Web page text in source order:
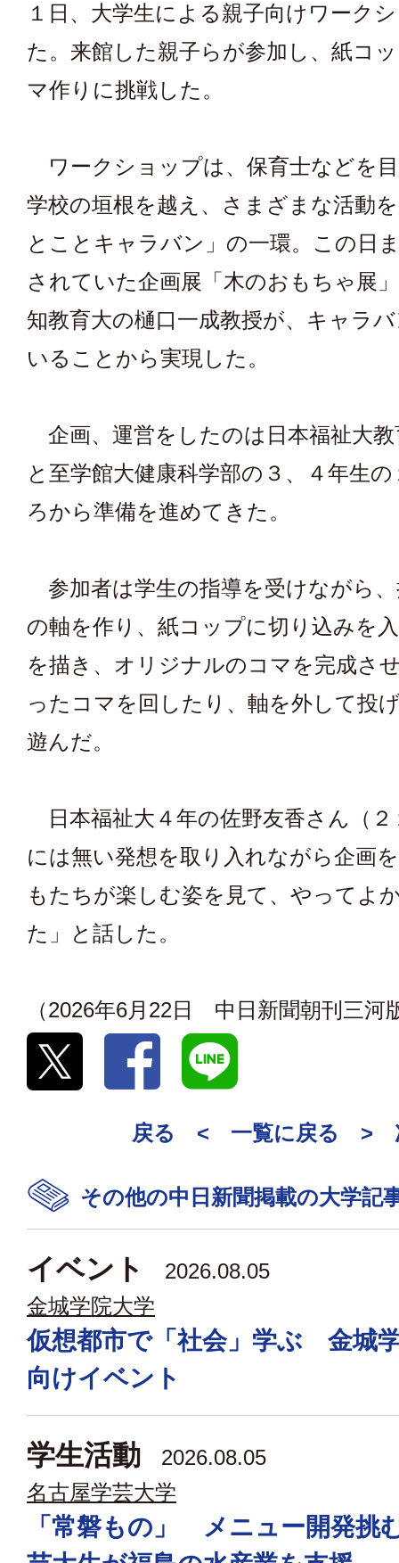
１日、大学生による親子向けワーク
た。来館した親子らが参加し、紙コ
マ作りに挑戦した。
ワークショップは、保育士などを
学校の垣根を越え、さまざまな活動
とことキャラバン」の一環。この日
されていた企画展「木のおもちゃ展
知教育大の樋口一成教授が、キャラ
いることから実現した。
企画、運営をしたのは日本福祉大教
と至学館大健康科学部の３、４年生
ろから準備を進めてきた。
参加者は学生の指導を受けながら
の軸を作り、紙コップに切り込みを
を描き、オリジナルのコマを完成さ
ったコマを回したり、軸を外して投
遊んだ。
日本福祉大４年の佐野友香さん（２
には無い発想を取り入れながら企画
もたちが楽しむ姿を見て、やってよ
た」と話した。
（2026年6月22日 中日新聞朝刊三河
戻る < 一覧に戻る >
その他の中日新聞掲載の大学記
イベント
2026.08.05
金城学院大学
仮想都市で「社会」学ぶ 金城
向けイベント
学生活動
2026.08.05
名古屋学芸大学
「常磐もの」 メニュー開発